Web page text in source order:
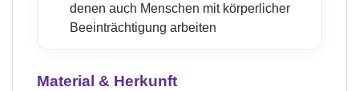
denen auch Menschen mit körperlicher
Beeinträchtigung arbeiten
Material & Herkunft